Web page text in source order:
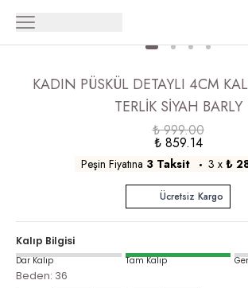
KADIN PÜSKÜL DETAYLI 4CM
TERLİK SİYAH BARLY
₺ 999.00
₺ 859.14
Peşin Fiyatına 3 Taksit 3 x ₺
Ücretsiz Kargo
Kalıp Bilgisi
Dar Kalıp Tam Kalıp
Beden: 36